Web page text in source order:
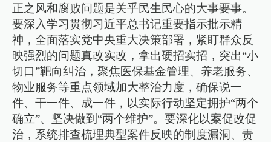
正之风和腐败问题是关乎民生民心的大事要事。
要深入学习贯彻习近平总书记重要指示批示精
神，全面落实党中央重大决策部署，紧盯群众反
映强烈的问题真改实改，拿出硬招实招，突出“小
切口”靶向纠治，聚焦医保基金管理、养老服务、
物业服务等重点领域加大整治力度，确保说一
件、干一件、成一件，以实际行动坚定拥护“两个
确立”、坚决做到“两个维护”。要深化以案促改促
治，系统排查梳理典型案件反映的制度漏洞、责